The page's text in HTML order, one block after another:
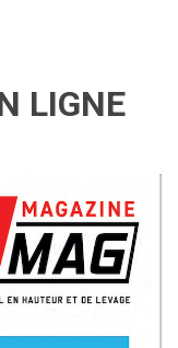
LIGNE